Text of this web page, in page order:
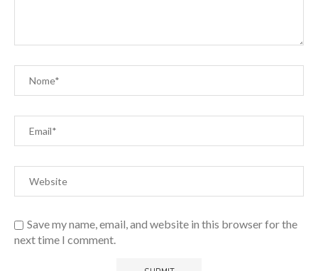
Save my name, email, and website in this browser for the
next time I comment.